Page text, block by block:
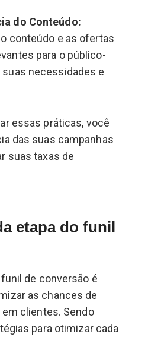
do Conteúdo:
conteúdo e as ofertas
para o público-
necessidades e
essas práticas, você
das suas campanhas
suas taxas de
etapa do funil
de conversão é
as chances de
clientes. Sendo
para otimizar cada